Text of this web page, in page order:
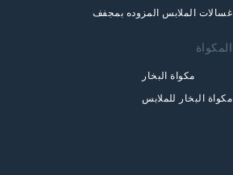
غسالات الملابس المزوده بمجفف
المكواة
مكواة البخار
مكواة البخار للملابس